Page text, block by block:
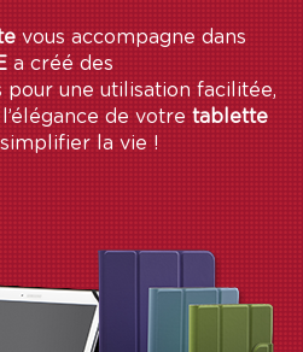
vous accompagne dans
a créé des
pour une utilisation facilitée,
de votretablette
la vie !